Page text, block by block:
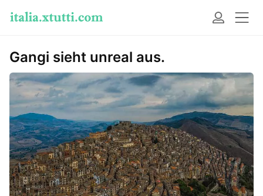
Gangi sieht unreal aus.